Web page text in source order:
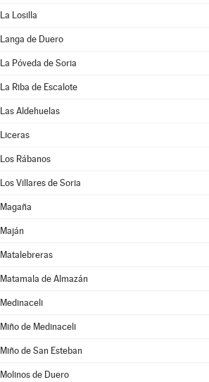
La Losilla
Langa de Duero
La Póveda de Soria
La Riba de Escalote
Las Aldehuelas
Liceras
Los Rábanos
Los Villares de Soria
Magaña
Maján
Matalebreras
Matamala de Almazán
Medinaceli
Miño de Medinaceli
Miño de San Esteban
Molinos de Duero